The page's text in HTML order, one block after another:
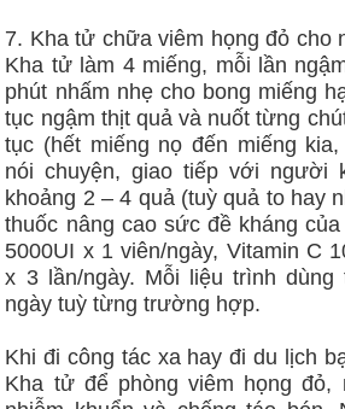
7. Kha tử chữa viêm họng đỏ cho
Kha tử làm 4 miếng, mỗi lần
phút nhấm nhẹ cho bong miếng
tục ngậm thịt quả và nuốt từng
tục (hết miếng nọ đến miếng
nói chuyện, giao tiếp với người
khoảng 2 – 4 quả (tuỳ quả to hay
thuốc nâng cao sức đề kháng
5000UI x 1 viên/ngày, Vitamin C
x 3 lần/ngày. Mỗi liệu trình
ngày tuỳ từng trường hợp.
Khi đi công tác xa hay đi du lịch
Kha tử để phòng viêm họng đỏ,